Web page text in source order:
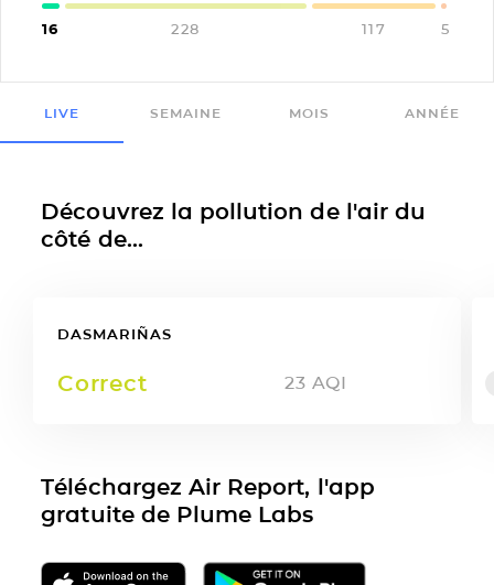
16 228 117 5
LIVE SEMAINE MOIS ANNÉE
Découvrez la pollution de l'air du
côté de...
DASMARIÑAS
Correct 23 AQI
Téléchargez Air Report, l'app
gratuite de Plume Labs